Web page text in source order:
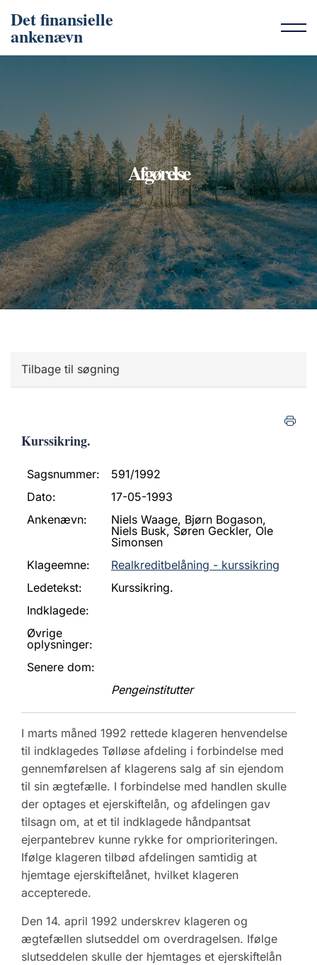
Det finansielle
ankenævn
Afgørelse
Tilbage til søgning
Kurssikring.
Sagsnummer:
591/1992
Dato:
17-05-1993
Ankenævn:
Niels Waage, Bjørn Bogason,
Niels Busk, Søren Geckler, Ole
Simonsen
Klageemne:
Realkreditbelåning - kurssikring
Ledetekst:
Kurssikring.
Indklagede:
Øvrige
oplysninger:
Senere dom:
Pengeinstitutter
I marts måned 1992 rettede klageren henvendelse
til indklagedes Tølløse afdeling i forbindelse med
gennemførelsen af klagerens salg af sin ejendom
til sin ægtefælle. I forbindelse med handlen skulle
der optages et ejerskiftelån, og afdelingen gav
tilsagn om, at et til indklagede håndpantsat
ejerpantebrev kunne rykke for omprioriteringen.
Ifølge klageren tilbød afdelingen samtidig at
hjemtage ejerskiftelånet, hvilket klageren
accepterede.
Den 14. april 1992 underskrev klageren og
ægtefællen slutseddel om overdragelsen. Ifølge
slutseddelen skulle der hjemtages et ejerskiftelån